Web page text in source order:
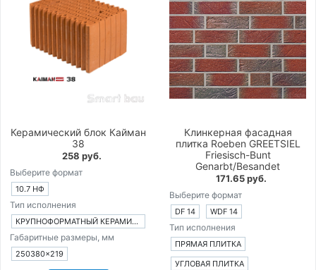
Керамический блок Кайман
38
258 руб.
Выберите формат
10.7 НФ
Тип исполнения
КРУПНОФОРМАТНЫЙ КЕРАМИЧЕСКИЙ БЛОК
Габаритные размеры, мм
250380×219
Клинкерная фасадная
плитка Roeben GREETSIEL
Friesisch-Bunt
Genarbt/Besandet
171.65 руб.
Выберите формат
DF 14 WDF 14
Тип исполнения
ПРЯМАЯ ПЛИТКА
УГЛОВАЯ ПЛИТКА